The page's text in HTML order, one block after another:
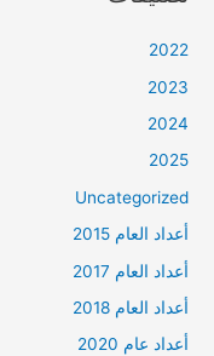
2022
2023
2024
2025
Uncategorized
أعداد العام 2015
أعداد العام 2017
أعداد العام 2018
أعداد عام 2020